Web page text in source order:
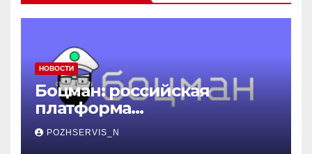
НОВОСТИ
Боцман: российская
платформа
контейнеризации,
меняющая правила игры
POZHSERVIS_N